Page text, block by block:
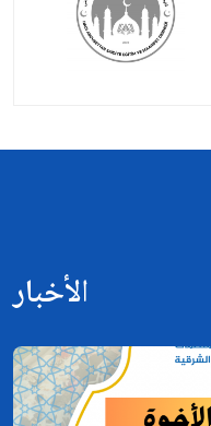
الأخبار